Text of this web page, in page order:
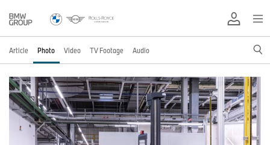
Article Photo Video TV Footage Audio